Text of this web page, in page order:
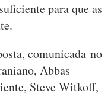
para que as
comunicada no
Abbas
Steve Witkoff,